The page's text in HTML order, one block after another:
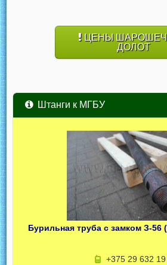
ЦЕНЫ
ДОЛОТ
Штанги к МГБУ
Бурильная труба с замком З-56
+375 29 632 19